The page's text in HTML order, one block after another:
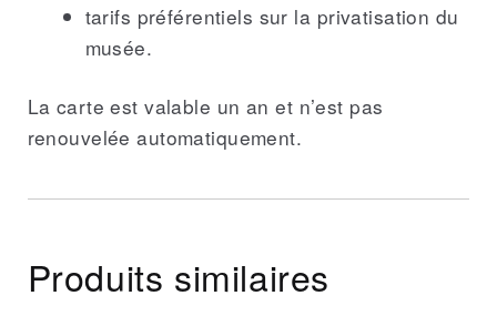
tarifs préférentiels sur la privatisation du
musée.
La carte est valable un an et n’est pas
renouvelée automatiquement.
Produits similaires